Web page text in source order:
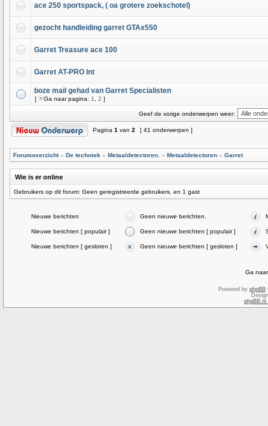
ace 250 sportspack, ( oa grotere zoekschotel)
gezocht handleiding garret GTAx550
Garret Treasure ace 100
Garret AT-PRO Int
boze mail gehad van Garret Specialisten
[ Ga naar pagina: 1 2 ]
Geef de vorige onderwerpen weer:
Pagina 1 van 2 [ 41 onderwerpen ]
Forumoverzicht» De techniek » Metaaldetectoren. » Metaaldetectoren » Garret
Wie is er online
Gebruikers op dit forum: Geen geregistreerde gebruikers. en 1 gast
Nieuwe berichten Geen nieuwe berichten.
Nieuwe berichten [ populair ] Geen nieuwe berichten [ populair ]
Nieuwe berichten [ gesloten ] Geen nieuwe berichten [ gesloten ]
Ga
Powered by phpBB
phpBB.nl